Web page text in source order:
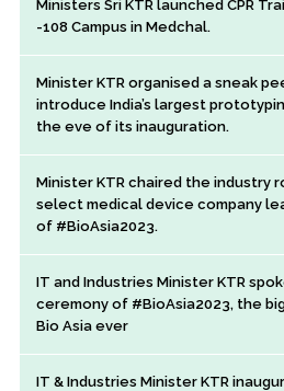
Ministers Sri KTR launched CPR
-108 Campus in Medchal.
Minister KTR organised a sneak
introduce India’s largest
the eve of its inauguration.
Minister KTR chaired the industry
select medical device company
of #BioAsia2023.
IT and Industries Minister KTR
ceremony of #BioAsia2023, the
Bio Asia ever
IT & Industries Minister KTR